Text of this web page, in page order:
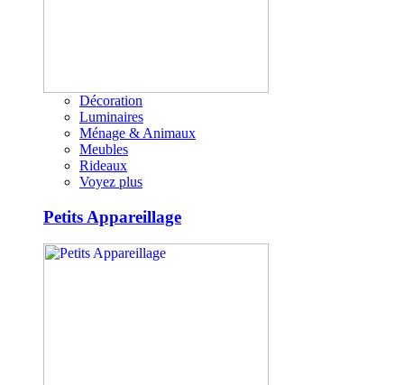
Décoration
Luminaires
Ménage & Animaux
Meubles
Rideaux
Voyez plus
Petits Appareillage